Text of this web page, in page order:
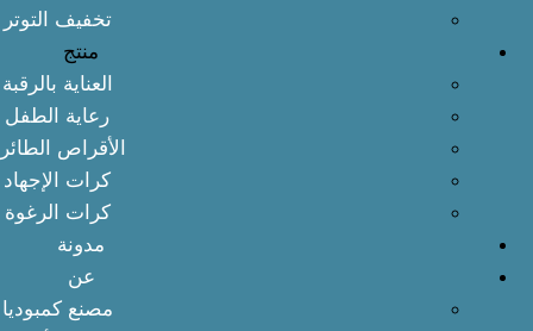
تخفيف التوتر
منتج
العناية بالرقبة
رعاية الطفل
الأقراص
كرات الإجهاد
كرات الرغوة
مدونة
عن
مصنع كمبوديا